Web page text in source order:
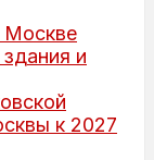
Москве
и
к 2027